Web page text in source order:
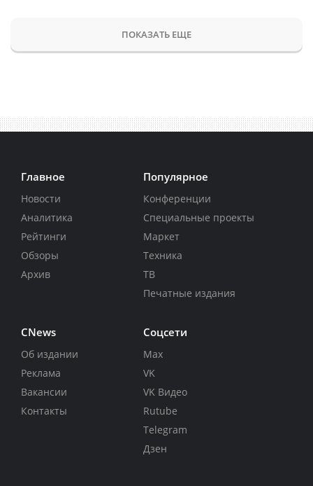
ПОКАЗАТЬ ЕЩЕ
Главное
Новости
Аналитика
Рейтинги
Обзоры
Архив
Популярное
Конференции
Специальные проекты
Маркет
Техника
ТВ
Печатные издания
CNews
Об издании
Реклама
Вакансии
Контакты
Соцсети
Max
VK
VK Видео
Rutube
Telegram
Дзен